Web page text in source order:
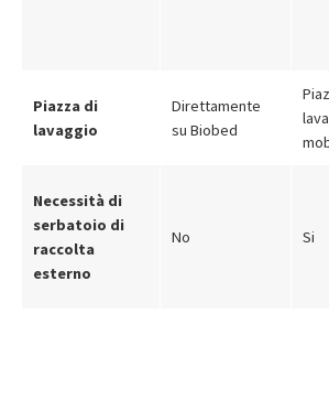
Piazza di
lavaggio
Direttamente
su Biobed
Necessità di
serbatoio di
raccolta
esterno
No Si